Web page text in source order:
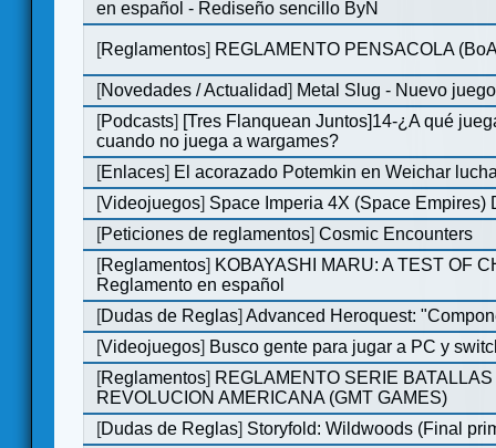
en español - Rediseño sencillo ByN
[Reglamentos] REGLAMENTO PENSACOLA
[Novedades / Actualidad] Metal Slug - Nuevo
[Podcasts] [Tres Flanquean Juntos]14-¿A qué
cuando no juega a wargames?
[Enlaces] El acorazado Potemkin en Weichar
[Videojuegos] Space Imperia 4X (Space Empires)
[Peticiones de reglamentos]Cosmic Encounters
[Reglamentos] KOBAYASHI MARU: A TEST OF
Reglamento en español
[Dudas de Reglas]Advanced Heroquest:
[Videojuegos] Busco gente para jugar a PC y
[Reglamentos] REGLAMENTO SERIE
REVOLUCION AMERICANA (GMT GAMES)
[Dudas de Reglas] Storyfold: Wildwoods (Final